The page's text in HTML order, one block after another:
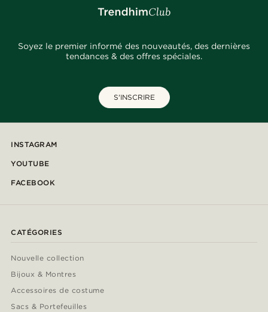
Soyez le premier informé des nouveautés, des dernières
tendances & des offres spéciales.
S'INSCRIRE
INSTAGRAM
YOUTUBE
FACEBOOK
CATÉGORIES
Nouvelle collection
Bijoux & Montres
Accessoires de costume
Sacs & Portefeuilles